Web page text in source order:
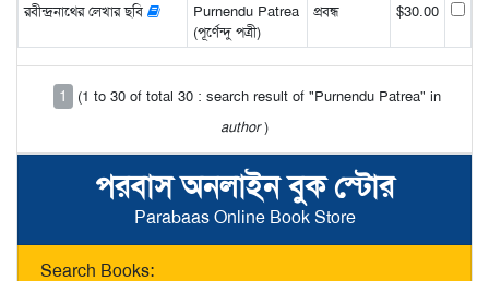
পরবাস অনলাইন বুক স্টোর
Parabaas Online Book Store
Search Books:
রবীন্দ্রনাথের লেখার ছবি
Purnendu Patrea
(পূর্ণেন্দু পত্রী)
প্রবন্ধ $30.00
1
(1 to 30 of total 30 : search result of "Purnendu Patrea" in
author)